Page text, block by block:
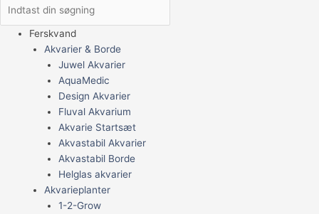
Ferskvand
Akvarier & Borde
Juwel Akvarier
AquaMedic
Design Akvarier
Fluval Akvarium
Akvarie Startsæt
Akvastabil Akvarier
Akvastabil Borde
Helglas akvarier
Akvarieplanter
1-2-Grow